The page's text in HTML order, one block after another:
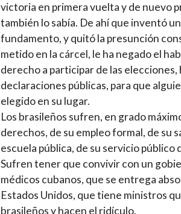
victoria en primera vuelta y de nuevo
también lo sabía. De ahí que inventó
fundamento, y quitó la presunción
metido en la cárcel, le ha negado el
derecho a participar de las
declaraciones públicas, para que
elegido en su lugar.
Los brasileños sufren, en grado
derechos, de su empleo formal, de su
escuela pública, de su servicio público
Sufren tener que convivir con un
médicos cubanos, que se entrega
Estados Unidos, que tiene ministros
brasileños y hacen el ridículo.